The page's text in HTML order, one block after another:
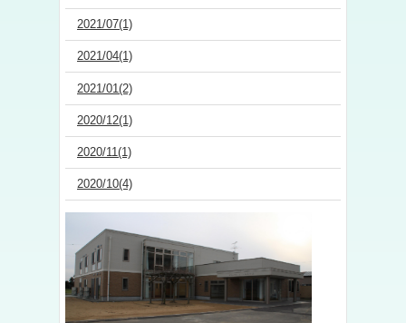
2021/07(1)
2021/04(1)
2021/01(2)
2020/12(1)
2020/11(1)
2020/10(4)